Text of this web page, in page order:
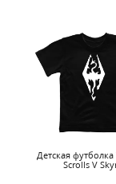
Детская
Scrolls V